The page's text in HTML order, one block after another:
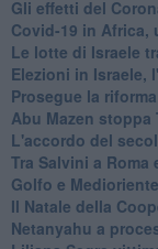
Gli effetti del
Covid-19 in
Le lotte di Israele
Elezioni in Israele,
Prosegue la
Abu Mazen
L'accordo del
Tra Salvini a Roma
Golfo e
Il Natale della
Netanyahu a